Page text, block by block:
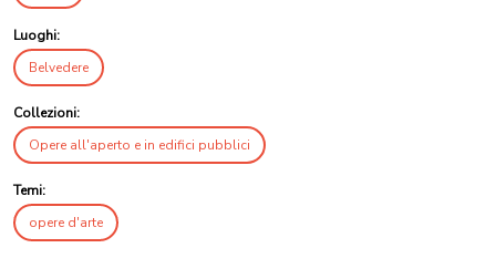
Luoghi:
Belvedere
Collezioni:
Opere all'aperto e in edifici pubblici
Temi:
opere d'arte